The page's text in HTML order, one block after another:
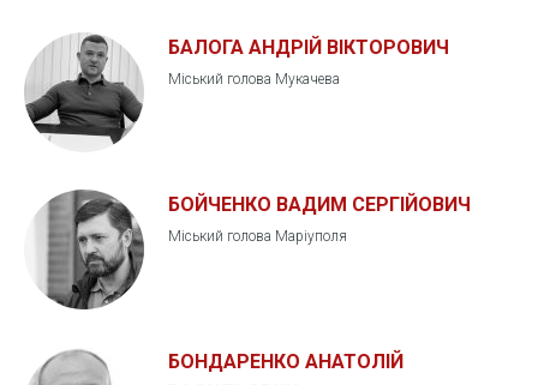
БАЛОГА АНДРІЙ ВІКТОРОВИЧ
Міський голова Мукачева
БОЙЧЕНКО ВАДИМ СЕРГІЙОВИЧ
Міський голова Маріуполя
БОНДАРЕНКО АНАТОЛІЙ